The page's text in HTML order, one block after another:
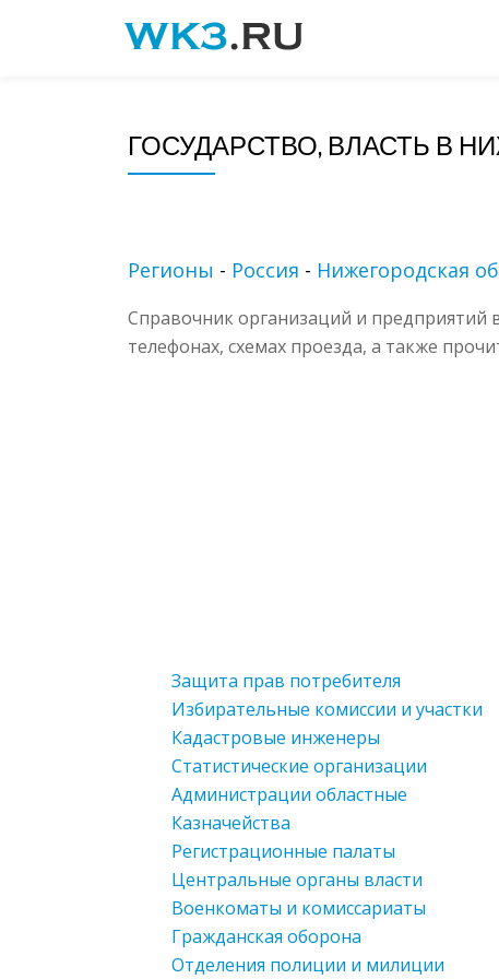
ГОСУДАРСТВО, ВЛАСТЬ В
Регионы - Россия - Нижегородская
Справочник организаций и
телефонах, схемах проезда, а также
Защита прав потребителя
Избирательные комиссии и участки
Кадастровые инженеры
Статистические организации
Администрации областные
Казначейства
Регистрационные палаты
Центральные органы власти
Военкоматы и комиссариаты
Гражданская оборона
Отделения полиции и милиции